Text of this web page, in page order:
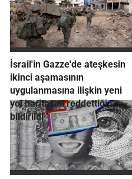
İsrail'in Gazze'de ateşkesin
ikinci aşamasının
uygulanmasına ilişkin yeni
yol haritasını reddettiği
bildirildi